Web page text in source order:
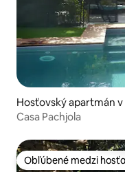
Hosťovský apartmán
Casa Pachjola
Obľúbené medzi
Obľúbené medzi